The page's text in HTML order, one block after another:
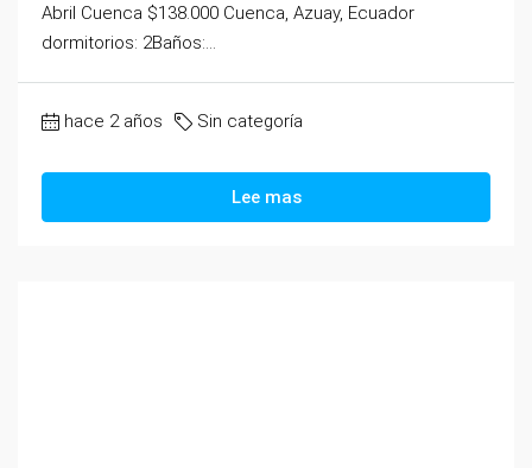
Abril Cuenca $138.000 Cuenca, Azuay, Ecuador
dormitorios: 2Baños:...
hace 2 años Sin categoría
Lee mas